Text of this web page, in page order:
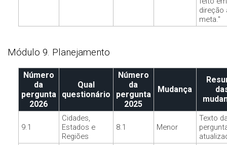
direção
meta."
Módulo 9. Planejamento
Número
da
pergunta
2026
Qual
questionário
Número
da
pergunta
2025
Mudança
9.1
Cidades,
Estados e
Regiões
8.1 Menor
Texto